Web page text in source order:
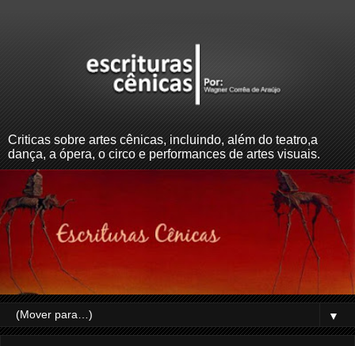
Criticas sobre artes cênicas, incluindo, além do teatro,a
dança, a ópera, o circo e performances de artes visuais.
▼